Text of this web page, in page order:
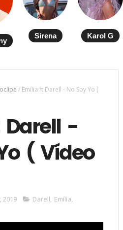
Sirena Karol G
/ Emília ft Darell - No Soy Yo (
Darell -
( Vídeo
2019 Darell, Emília,